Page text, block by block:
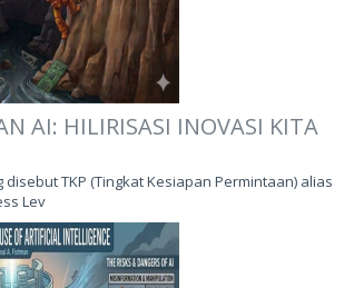
AI: HILIRISASI INOVASI KITA
disebut TKP (Tingkat Kesiapan Permintaan) alias
Lev